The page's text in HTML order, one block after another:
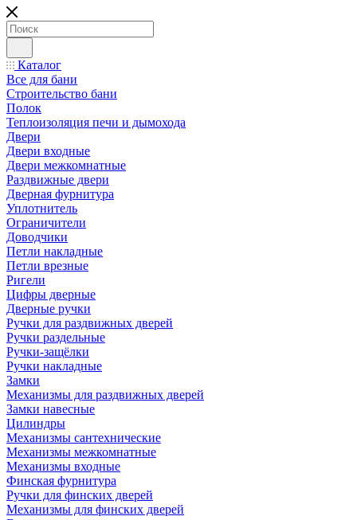
Каталог
Все для бани
Строительство бани
Полок
Теплоизоляция печи и дымохода
Двери
Двери входные
Двери межкомнатные
Раздвижные двери
Дверная фурнитура
Уплотнитель
Ограничители
Доводчики
Петли накладные
Петли врезные
Ригели
Цифры дверные
Дверные ручки
Ручки для раздвижных дверей
Ручки раздельные
Ручки-защёлки
Ручки накладные
Замки
Механизмы для раздвижных дверей
Замки навесные
Цилиндры
Механизмы сантехнические
Механизмы межкомнатные
Механизмы входные
Финская фурнитура
Ручки для финских дверей
Механизмы для финских дверей